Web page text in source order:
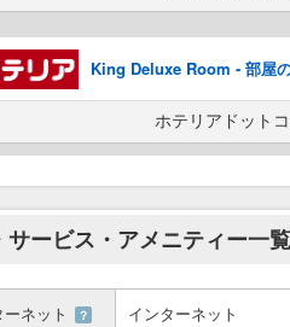
King Deluxe Room - 部屋
ホテリアドット
サービス・アメニティー一覧
ネット ？ インターネット